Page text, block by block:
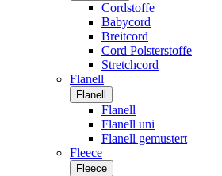
Cordstoffe
Babycord
Breitcord
Cord Polsterstoffe
Stretchcord
Flanell
Flanell
Flanell
Flanell uni
Flanell gemustert
Fleece
Fleece